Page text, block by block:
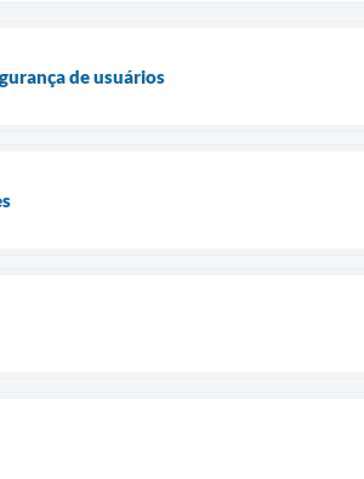
de usuários